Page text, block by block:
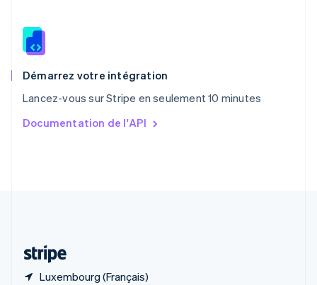
Démarrez votre intégration
Lancez-vous sur Stripe en seulement 10 minutes
Documentation de l'API
Luxembourg (Français)
Roumanie
Royaume-Uni
English
English简体中文
English